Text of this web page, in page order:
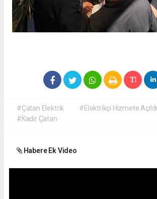
#Çatan Elektrik
#Elektrikçi Hizmete Açıldı
#Kadir Çatan
Habere Ek Video